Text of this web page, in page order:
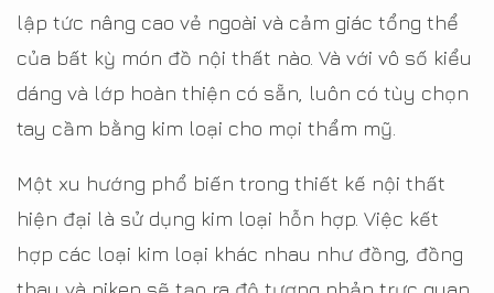
lập tức nâng cao vẻ ngoài và cảm giác tổng thể
của bất kỳ món đồ nội thất nào. Và với vô số kiểu
dáng và lớp hoàn thiện có sẵn, luôn có tùy chọn
tay cầm bằng kim loại cho mọi thẩm mỹ.
Một xu hướng phổ biến trong thiết kế nội thất
hiện đại là sử dụng kim loại hỗn hợp. Việc kết
hợp các loại kim loại khác nhau như đồng, đồng